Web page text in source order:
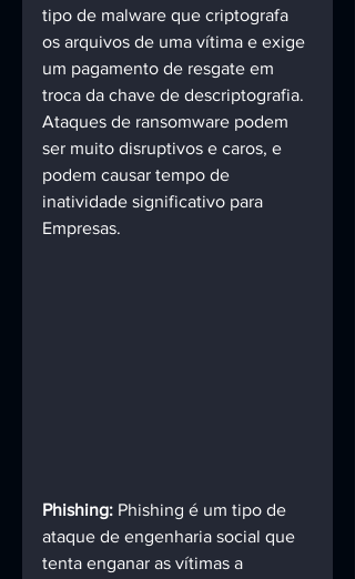
tipo de malware que criptografa
os arquivos de uma vítima e exige
um pagamento de resgate em
troca da chave de descriptografia.
Ataques de ransomware podem
ser muito disruptivos e caros, e
podem causar tempo de
inatividade significativo para
Empresas.
Phishing: Phishing é um tipo de
ataque de engenharia social que
tenta enganar as vítimas a